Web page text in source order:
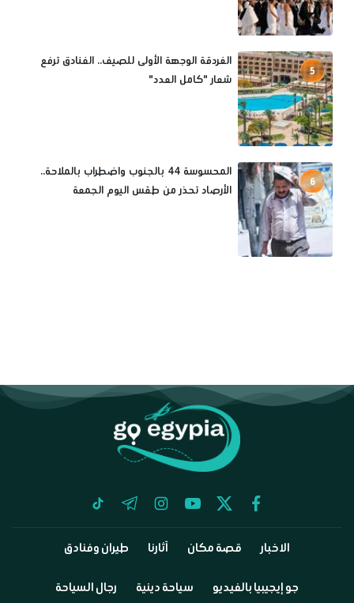
5
الغردقة الوجهة الأولى للصيف.. الفنادق ترفع
شعار "كامل العدد"
6
المحسوسة 44 بالجنوب واضطراب بالملاحة..
الأرصاد تحذر من طقس اليوم الجمعة
facebook
twitter
youtube
instagram
telegram
tiktok
الاخبار قصة مكان آثارنا طيران وفنادق
جو إيجيبيا بالفيديو سياحة دينية رجال السياحة